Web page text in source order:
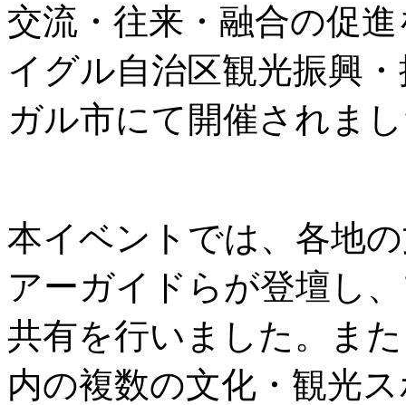
交流・往来・融合の促
イグル自治区観光振興
ガル市にて開催されま
本イベントでは、各地
アーガイドらが登壇し
共有を行いました。ま
内の複数の文化・観光